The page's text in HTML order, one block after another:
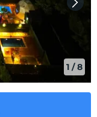
1 /8